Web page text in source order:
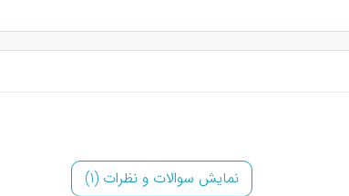
نمایش سوالات و نظرات (1)